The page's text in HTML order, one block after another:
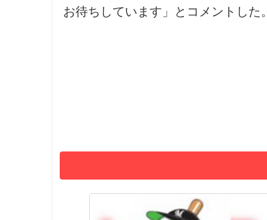
お待ちしています」とコメントした。